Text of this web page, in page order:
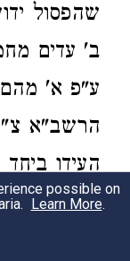
שהפסול
ב' עדים
ע"פ א'
הרשב"א
העידו ביחד
(נה"מ
possible on
Learn More.